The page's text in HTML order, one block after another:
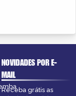
NOVIDADES POR E-
MAIL
Receba grátis as